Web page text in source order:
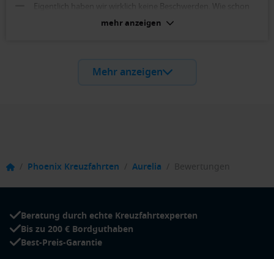
Eigentlich haben wir wirklich keine Beschwerden. Wie schon
erwähnt, die Kabine war etwas klein, aber man kann es
verstehen, da even nur so viel Raum zur Verfügung steht.
Die Kabine war etwas klein aber sauber. Wir haben uns sehr
mehr anzeigen
Mehr anzeigen
/ Phoenix Kreuzfahrten / Aurelia / Bewertungen
Beratung durch echte Kreuzfahrtexperten
Bis zu 200 € Bordguthaben
Best-Preis-Garantie